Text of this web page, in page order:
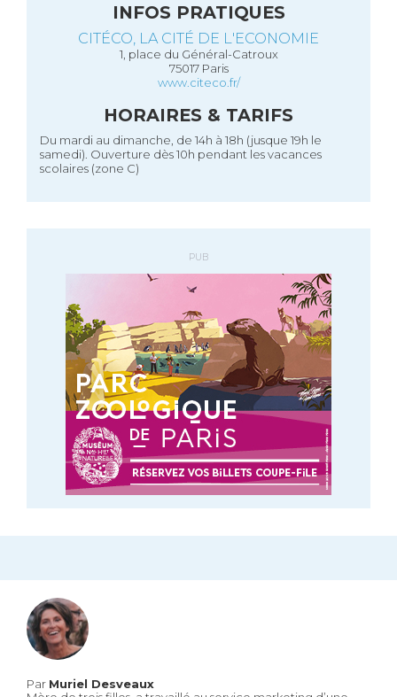
INFOS PRATIQUES
CITÉCO, LA CITÉ DE L'ECONOMIE
1, place du Général-Catroux
75017 Paris
www.citeco.fr/
HORAIRES & TARIFS
Du mardi au dimanche, de 14h à 18h (jusque 19h le
samedi). Ouverture dès 10h pendant les vacances
scolaires (zone C)
PUB
Par Muriel Desveaux